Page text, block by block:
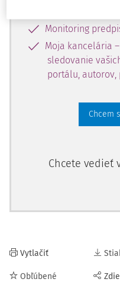
Monitoring
Moja kancelária
sledovanie
portálu, autorov,
Chcem
Chcete vedieť
Vytlačiť
Obľúbené